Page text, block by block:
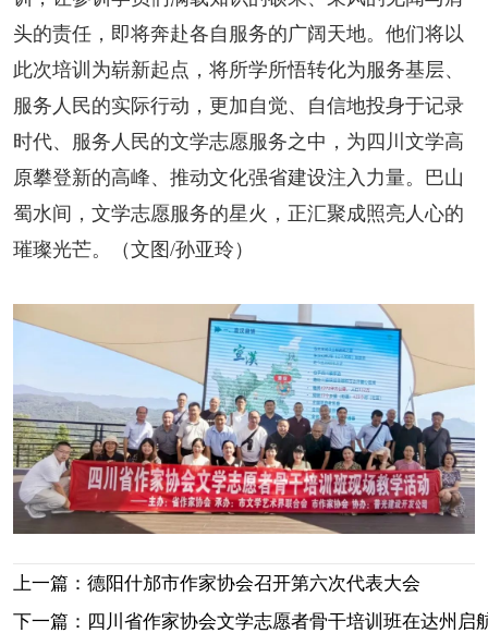
头的责任，即将奔赴各自服务的广阔天地。他们将以
此次培训为崭新起点，将所学所悟转化为服务基层、
服务人民的实际行动，更加自觉、自信地投身于记录
时代、服务人民的文学志愿服务之中，为四川文学高
原攀登新的高峰、推动文化强省建设注入力量。巴山
蜀水间，文学志愿服务的星火，正汇聚成照亮人心的
璀璨光芒。
（文图/孙亚玲）
上一篇：德阳什邡市作家协会召开第六次代表大会
下一篇：四川省作家协会文学志愿者骨干培训班在达州启